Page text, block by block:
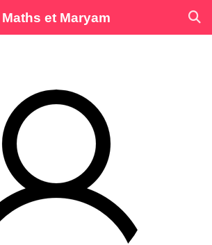
Maths et Maryam